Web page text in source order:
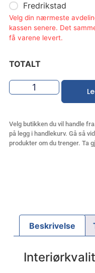
Fredrikstad
Velg din nærmeste
kassen senere. Det
få varene levert.
TOTALT
Velg butikken du vil handle
på legg i handlekurv. Gå så
produkter om du trenger. Ta
Beskrivelse